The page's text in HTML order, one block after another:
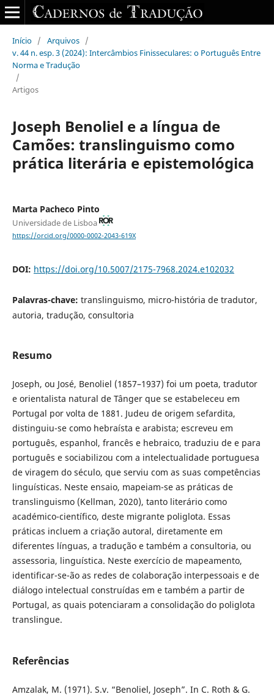
Início / Arquivos /
v. 44 n. esp. 3 (2024): Intercâmbios Finisseculares: o Português Entre
Norma e Tradução
/
Artigos
Joseph Benoliel e a língua de
Camões: translinguismo como
prática literária e epistemológica
Marta Pacheco Pinto
Universidade de Lisboa
https://orcid.org/0000-0002-2043-619X
DOI: https://doi.org/10.5007/2175-7968.2024.e102032
Palavras-chave: translinguismo, micro-história de tradutor,
autoria, tradução, consultoria
Resumo
Joseph, ou José, Benoliel (1857–1937) foi um poeta, tradutor
e orientalista natural de Tânger que se estabeleceu em
Portugal por volta de 1881. Judeu de origem sefardita,
distinguiu-se como hebraísta e arabista; escreveu em
português, espanhol, francês e hebraico, traduziu de e para
português e sociabilizou com a intelectualidade portuguesa
de viragem do século, que serviu com as suas competências
linguísticas. Neste ensaio, mapeiam-se as práticas de
translinguismo (Kellman, 2020), tanto literário como
académico-científico, deste migrante poliglota. Essas
práticas incluem a criação autoral, diretamente em
diferentes línguas, a tradução e também a consultoria, ou
assessoria, linguística. Neste exercício de mapeamento,
identificar-se-ão as redes de colaboração interpessoais e de
diálogo intelectual construídas em e também a partir de
Portugal, as quais potenciaram a consolidação do poliglota
translingue.
Referências
Amzalak, M. (1971). S.v. “Benoliel, Joseph”. In C. Roth & G.